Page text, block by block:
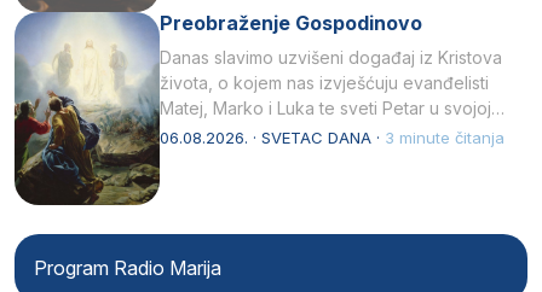
Preobraženje Gospodinovo
Danas slavimo uzvišeni događaj iz Kristova
života, o kojem nas izvješćuju evanđelisti
Matej, Marko i Luka te sveti Petar u svojoj
drugoj…
06.08.2026. · SVETAC DANA · 3 minute čitanja
Program Radio Marija